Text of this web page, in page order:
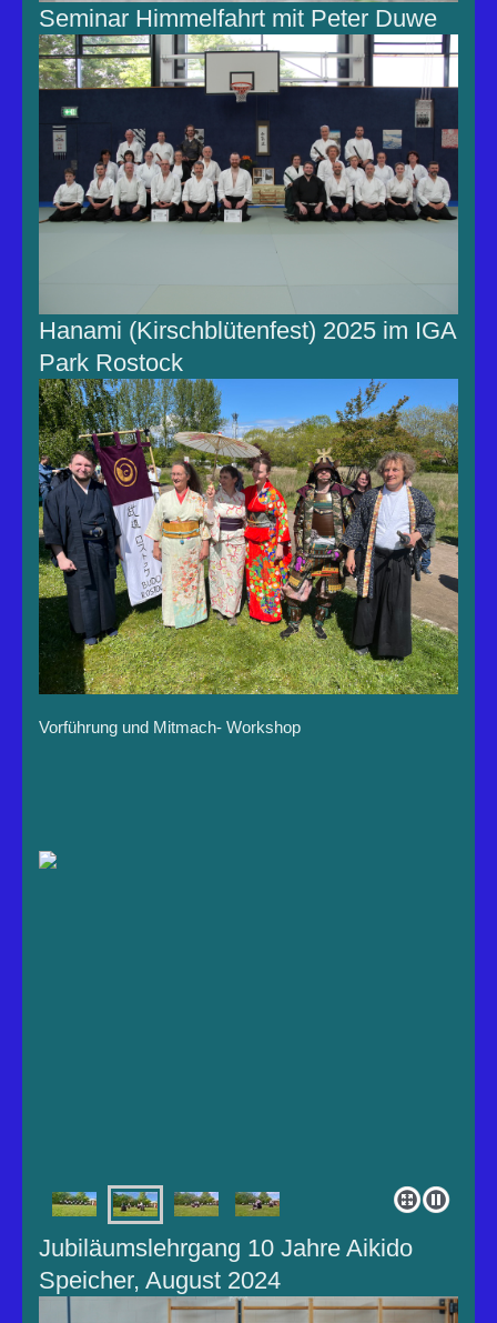
Seminar Himmelfahrt mit Peter Duwe
Hanami (Kirschblütenfest) 2025 im IGA
Park Rostock
Vorführung und Mitmach- Workshop
Jubiläumslehrgang 10 Jahre Aikido
Speicher, August 2024